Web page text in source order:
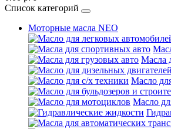
Список категорий
Моторные масла NEO
Масла
Масло
Масло